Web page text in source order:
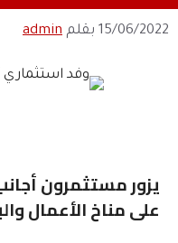
15/06/2022 بقلم admin
يزور مستثمرون
على مناخ الأعمال